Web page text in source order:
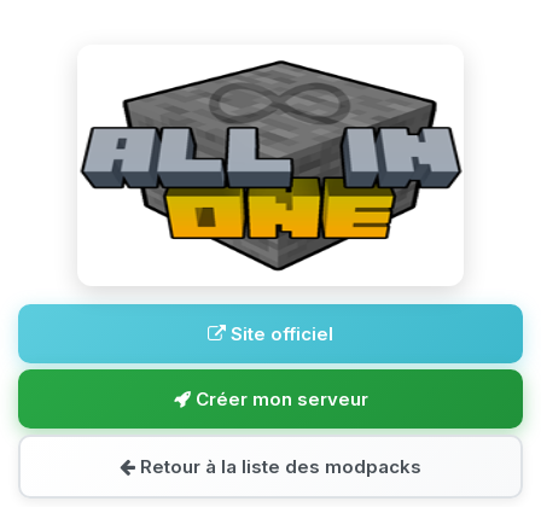
Site officiel
Créer mon serveur
Retour à la liste des modpacks